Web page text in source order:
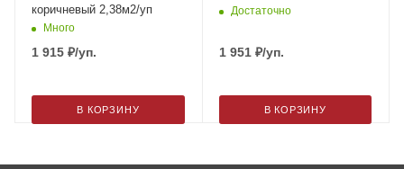
коричневый 2,38м2/уп
Много
1 915 ₽/уп.
В КОРЗИНУ
Достаточно
1 951₽/уп.
В КОРЗИНУ